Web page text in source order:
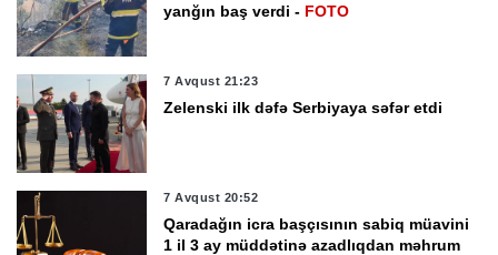
yanğın baş verdi - FOTO
7 Avqust 21:23
Zelenski ilk dəfə Serbiyaya səfər etdi
7 Avqust 20:52
Qaradağın icra başçısının sabiq müavini
1 il 3 ay müddətinə azadlıqdan məhrum